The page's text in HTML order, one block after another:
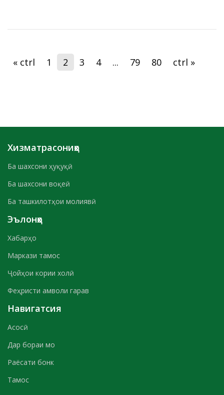
« ctrl 1 2 3 4 ... 79 80 ctrl »
Хизматрасониҳо
Ба шахсони ҳуқуқӣ
Ба шахсони воқеӣ
Ба ташкилотҳои молиявӣ
Эълонҳо
Хабарҳо
Маркази тамос
Ҷойҳои кории холӣ
Феҳристи амволи гарав
Навигатсия
Асосӣ
Дар бораи мо
Раёсати бонк
Тамос